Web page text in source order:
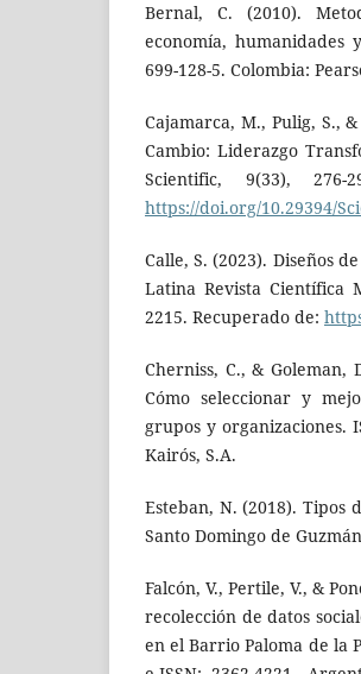
Bernal, C. (2010).
economía, humanidades
699-128-5. Colombia:
Cajamarca, M., Pulig, S.,
Cambio: Liderazgo
Scientific, 9(33), 276-
https://doi.org/10.29394/
Calle, S. (2023). Diseños
Latina Revista Científica
2215. Recuperado de:
Cherniss, C., &
Cómo seleccionar y
grupos y organizaciones.
Kairós, S.A.
Esteban, N. (2018). Tipos
Santo Domingo de
Falcón, V., Pertile, V., &
recolección de datos
en el Barrio Paloma de la